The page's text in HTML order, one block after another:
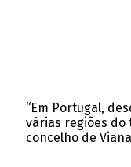
“Em Portugal,
várias regiões do
concelho de